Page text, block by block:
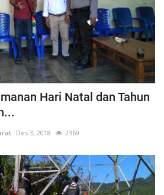
Hari Natal dan Tahun
Des 3, 2018 2369